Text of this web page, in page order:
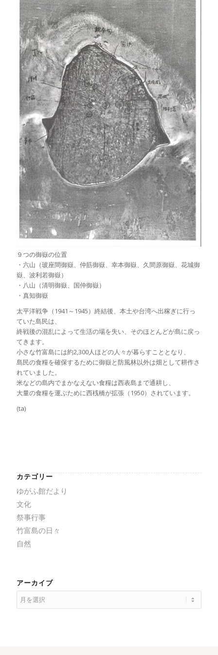
９つの御嶽の位置
・六山（玻座間御嶽、仲筋御嶽、幸本御嶽、久間原御嶽、花城御
嶽、波利若御嶽）
・八山（清明御嶽、国仲御嶽）
・真知御嶽
太平洋戦争（1941～1945）終結後、本土や台湾へ出稼ぎに行っ
ていた島民は、
終戦後の混乱によって生活の場を失い、そのほとんどが島に戻っ
てきます。
小さな竹富島には約2,300人ほどの人々が暮らすこととなり、
島民の食糧を確保するために御嶽と防風林以外は畑として耕作さ
れていました。
米などの島内でまかなえない食糧は西表島まで通耕し、
大量の食糧を運ぶために西桟橋が拡張（1950）されています。
(ta)
カテゴリー
ゆがふ館だより
文化
祭事行事
竹富島の日々
自然
アーカイブ